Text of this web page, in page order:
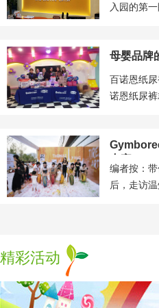
入园的第
母婴品牌
百诺恩纸
诺恩纸尿
编者按：
后，走访
精彩活动